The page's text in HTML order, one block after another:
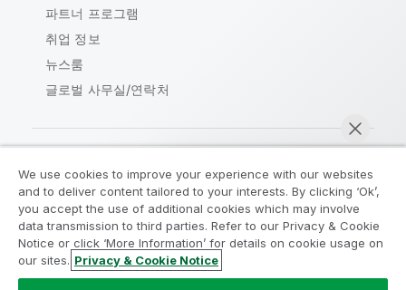
파트너 프로그램
취업 정보
뉴스룸
글로벌 사무실/연락처
Qlik Community
법적 계약 제품 약관
Legal Policies
Legal Policies
사용 약관
Do Not Share My Info
We use cookies to improve your experience with our websites
and to deliver content tailored to your interests. By clicking ‘Ok’,
you accept the use of additional cookies which may involve
data transmission to third parties. Refer to our Privacy & Cookie
Notice or click ‘More Information’ for details on cookie usage on
our sites. Privacy & Cookie Notice